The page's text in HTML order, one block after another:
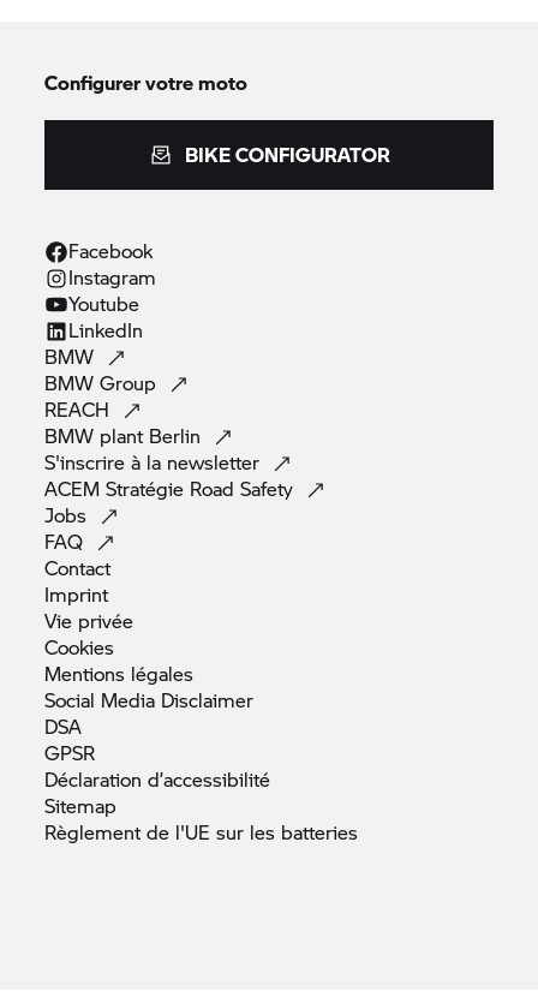
Configurer votre moto
BIKE CONFIGURATOR
Facebook
Instagram
Youtube
LinkedIn
BMW
BMWGroup
REACH
BMW plant Berlin
S'inscrire à la newsletter
ACEM Stratégie RoadSafety
Jobs
FAQ
Contact
Imprint
Vie privée
Cookies
Mentions légales
Social Media Disclaimer
DSA
GPSR
Déclarationd’accessibilité
Sitemap
Règlement de l'UE sur les batteries